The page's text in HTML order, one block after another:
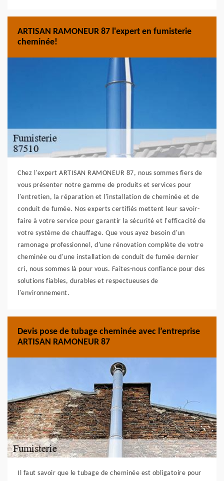
ARTISAN RAMONEUR 87 l'expert en fumisterie
cheminée!
Chez l'expert ARTISAN RAMONEUR 87, nous sommes fiers de
vous présenter notre gamme de produits et services pour
l'entretien, la réparation et l'installation de cheminée et de
conduit de fumée. Nos experts certifiés mettent leur savoir-
faire à votre service pour garantir la sécurité et l'efficacité de
votre système de chauffage. Que vous ayez besoin d'un
ramonage professionnel, d'une rénovation complète de votre
cheminée ou d'une installation de conduit de fumée dernier
cri, nous sommes là pour vous. Faites-nous confiance pour des
solutions fiables, durables et respectueuses de
l'environnement.
Devis pose de tubage cheminée avec l’entreprise
ARTISAN RAMONEUR 87
Il faut savoir que le tubage de cheminée est obligatoire pour